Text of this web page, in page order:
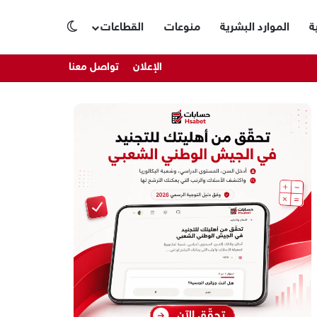
الموارد البشرية منوعات القطاعات
الإعلان تواصل معنا